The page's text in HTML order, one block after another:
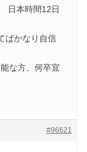
本時間12日
ばかなり自信
な方、何卒宜
#96621